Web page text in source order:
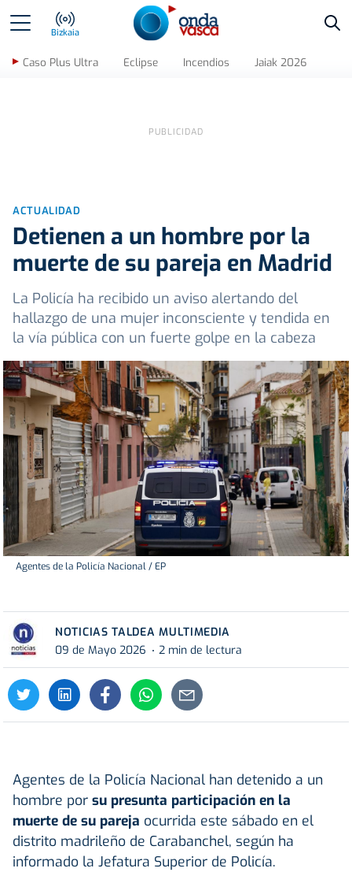
Bizkaia
Caso Plus Ultra Eclipse Incendios Jaiak 2026
ACTUALIDAD
Detienen a un hombre por la
muerte de su pareja en Madrid
La Policía ha recibido un aviso alertando del
hallazgo de una mujer inconsciente y tendida en
la vía pública con un fuerte golpe en la cabeza
Agentes de la Policía Nacional / EP
NOTICIAS TALDEA MULTIMEDIA
09 de Mayo 2026
2 min de lectura
Agentes de la Policía Nacional han detenido a un
hombre por su presunta participación en la
muerte de su pareja ocurrida este sábado en el
distrito madrileño de Carabanchel, según ha
informado la Jefatura Superior de Policía.